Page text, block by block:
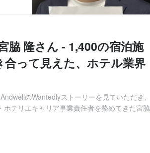
脇 隆さん - 1,400の宿泊施
って見えた、ホテル業界
のWantedlyストーリーを見ていただき、
テリエキャリア事業責任者を務めてきた宮脇